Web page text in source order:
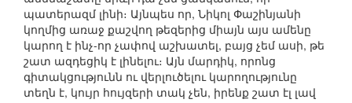
պատերազմ լինի։ Այնպես որ, Նիկոլ Փաշինյանի
կողմից առաջ քաշվող թեզերից միայն այս ամենը
կարող է ինչ-որ չափով աշխատել, բայց չեմ ասի, թե
շատ ազդեցիկ է լինելու։ Այն մարդիկ, որոնց
գիտակցությունն ու վերլուծելու կարողությունը
տեղն է, կույր հույզերի տակ չեն, իրենք շատ էլ լավ